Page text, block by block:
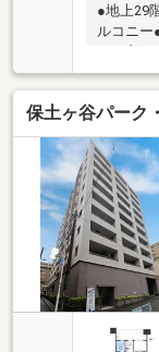
●地上29
ルコニー
たり良
光の明
スコン
鏡裏収
オート
保土ヶ谷パーク